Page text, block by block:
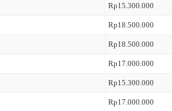
Rp15.300.000
Rp18.500.000
Rp18.500.000
Rp17.000.000
Rp15.300.000
Rp17.000.000